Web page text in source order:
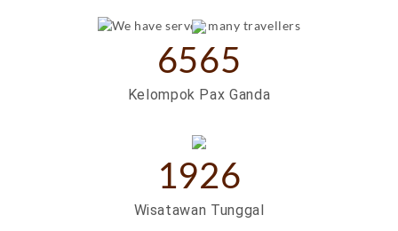
6565
Kelompok Pax Ganda
1926
Wisatawan Tunggal